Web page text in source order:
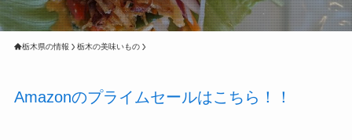
栃木県の情報 栃木の美味いもの
Amazonのプライムセールはこちら！！